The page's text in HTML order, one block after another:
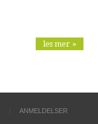
les mer »
ANMELDELSER